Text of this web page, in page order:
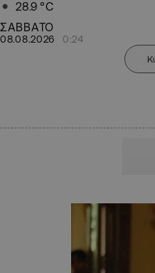
28.9 °C
ΣΑΒΒΑΤΟ
08.08.2026 0:24